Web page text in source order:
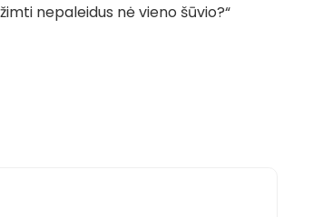
nepaleidus nė vieno šūvio?“